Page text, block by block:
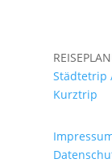
Städtetrip
Kurztrip